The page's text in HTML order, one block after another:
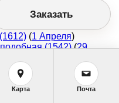
(1 Апреля)
(1542)(29
(1974)
6 Мая)
(II)
24 Ноября
(I)
Заказать
Карта Почта